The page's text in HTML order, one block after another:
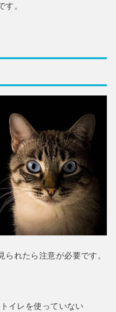
す。
れたら注意が必要です。
イレを使っていない